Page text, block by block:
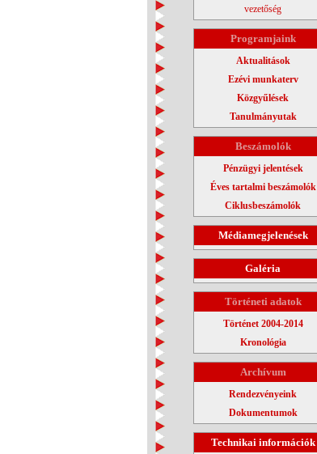
vezetőség
Programjaink
Aktualitások
Ezévi munkaterv
Közgyűlések
Tanulmányutak
Beszámolók
Pénzügyi jelentések
Éves tartalmi beszámolók
Ciklusbeszámolók
Médiamegjelenések
Galéria
Történeti adatok
Történet 2004-2014
Kronológia
Archívum
Rendezvényeink
Dokumentumok
Technikai információk